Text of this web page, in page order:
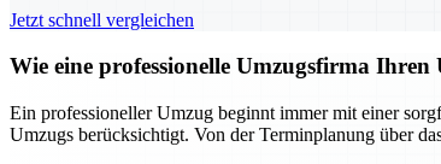
Jetzt schnell vergleichen
Wie eine professionelle Umzugsfirma
Ein professioneller Umzug beginnt immer mit einer
Umzugs berücksichtigt. Von der Terminplanung über